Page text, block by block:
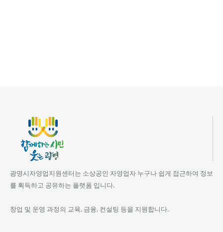
광명시자영업지원센터는 소상공인 자영업자 누구나 쉽게 접근하여 정보
를 획득하고 공유하는 플랫폼 입니다.
창업 및 운영 과정의 교육, 금융, 컨설팅 등을 지원합니다.